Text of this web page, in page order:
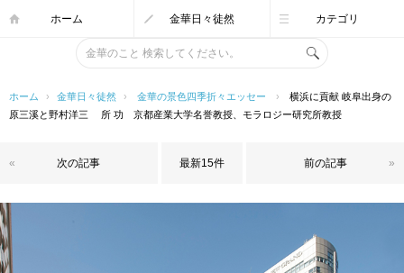
ホーム 金華日々徒然 カテゴリ
ホーム › 金華日々徒然 › 金華の景色四季折々エッセー ›
横浜に貢献 岐阜出身の
原三溪と野村洋三 所 功 京都産業大学名誉教授、モラロジー研究所教授
次の記事
« 最新15件 前の記事 »